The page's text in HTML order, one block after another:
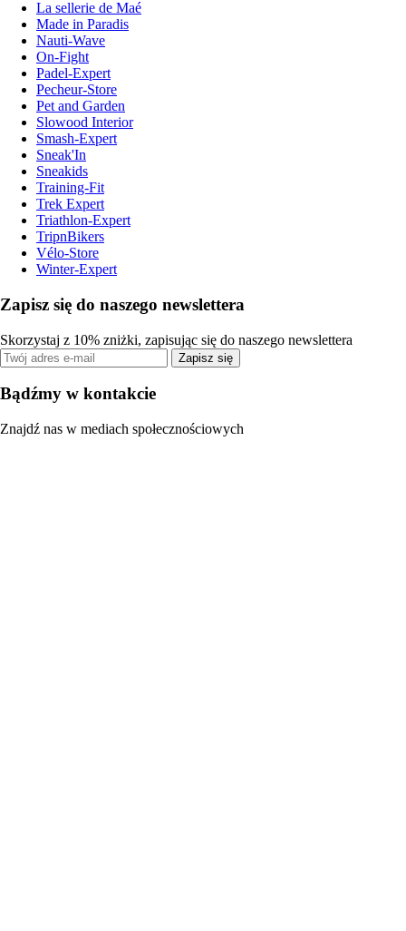
La sellerie de Maé
Made in Paradis
Nauti-Wave
On-Fight
Padel-Expert
Pecheur-Store
Pet and Garden
Slowood Interior
Smash-Expert
Sneak'In
Sneakids
Training-Fit
Trek Expert
Triathlon-Expert
TripnBikers
Vélo-Store
Winter-Expert
Zapisz się do naszego newslettera
Skorzystaj z 10% zniżki, zapisując się do naszego newslettera
Zapisz się
Bądźmy w kontakcie
Znajdź nas w mediach społecznościowych